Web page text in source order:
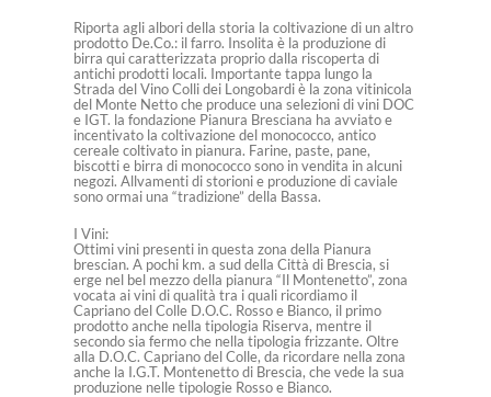
Riporta agli albori della storia la coltivazione di un altro
prodotto De.Co.: il farro. Insolita è la produzione di
birra qui caratterizzata proprio dalla riscoperta di
antichi prodotti locali. Importante tappa lungo la
Strada del Vino Colli dei Longobardi è la zona vitinicola
del Monte Netto che produce una selezioni di vini DOC
e IGT. la fondazione Pianura Bresciana ha avviato e
incentivato la coltivazione del monococco, antico
cereale coltivato in pianura. Farine, paste, pane,
biscotti e birra di monococco sono in vendita in alcuni
negozi. Allvamenti di storioni e produzione di caviale
sono ormai una “tradizione” della Bassa.
I Vini:
Ottimi vini presenti in questa zona della Pianura
brescian. A pochi km. a sud della Città di Brescia, si
erge nel bel mezzo della pianura “Il Montenetto”, zona
vocata ai vini di qualità tra i quali ricordiamo il
Capriano del Colle D.O.C. Rosso e Bianco, il primo
prodotto anche nella tipologia Riserva, mentre il
secondo sia fermo che nella tipologia frizzante. Oltre
alla D.O.C. Capriano del Colle, da ricordare nella zona
anche la I.G.T. Montenetto di Brescia, che vede la sua
produzione nelle tipologie Rosso e Bianco.